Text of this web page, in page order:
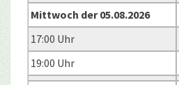
Mittwoch der 05.08.2026
17:00 Uhr
19:00 Uhr